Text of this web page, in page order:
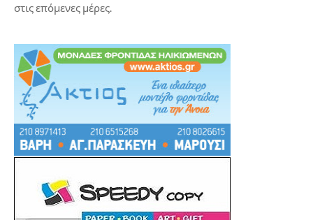
στις επόμενες μέρες.